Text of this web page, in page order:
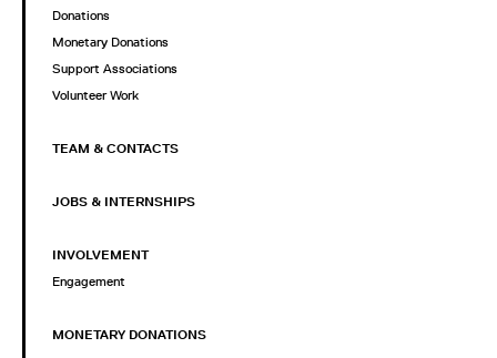
Donations
Monetary Donations
Support Associations
Volunteer Work
TEAM & CONTACTS
JOBS & INTERNSHIPS
INVOLVEMENT
Engagement
MONETARY DONATIONS